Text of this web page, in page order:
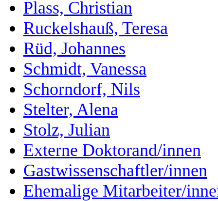
Plass, Christian
Ruckelshauß, Teresa
Rüd, Johannes
Schmidt, Vanessa
Schorndorf, Nils
Stelter, Alena
Stolz, Julian
Externe Doktorand/innen
Gastwissenschaftler/innen
Ehemalige Mitarbeiter/